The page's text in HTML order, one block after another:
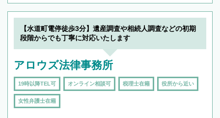
【水道町電停徒歩3分】遺産調査や相続人調査などの初期
段階からでも丁寧に対応いたします
アロウズ法律事務所
19時以降TEL可 オンライン相談可 税理士在籍 役所から近い
女性弁護士在籍